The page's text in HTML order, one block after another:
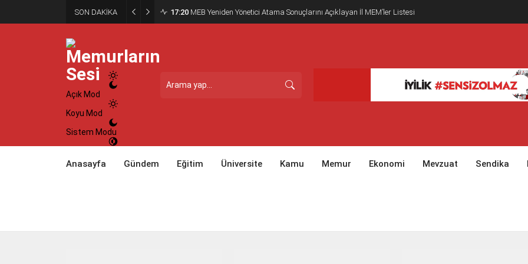
SON DAKİKA 17:20 MEB Yeniden Yönetici Atama Sonuçlarını Açıklayan İl MEM’ler Listesi
Açık Mod
Koyu Mod
Sistem Modu
Anasayfa Gündem Eğitim Üniversite Kamu Memur Ekonomi Mevzuat Sendika